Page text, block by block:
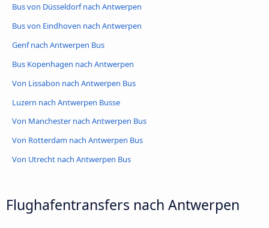
Bus von Düsseldorf nach Antwerpen
Bus von Eindhoven nach Antwerpen
Genf nach Antwerpen Bus
Bus Kopenhagen nach Antwerpen
Von Lissabon nach Antwerpen Bus
Luzern nach Antwerpen Busse
Von Manchester nach Antwerpen Bus
Von Rotterdam nach Antwerpen Bus
Von Utrecht nach Antwerpen Bus
Flughafentransfers nach Antwerpen